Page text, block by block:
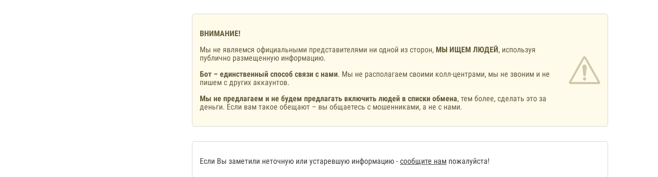
ВНИМАНИЕ!
Мы не являемся официальными представителями ни одной из сторон, МЫ ИЩЕМ ЛЮДЕЙ, используя
публично размещенную информацию.
Бот – единственный способ связи с нами. Мы не располагаем своими колл-центрами, мы не звоним и не
пишем с других аккаунтов.
Мы не предлагаем и не будем предлагать включить людей в списки обмена, тем более, сделать это за
деньги. Если вам такое обещают – вы общаетесь с мошенниками, а не с нами.
Если Вы заметили неточную или устаревшую информацию - сообщите нам пожалуйста!